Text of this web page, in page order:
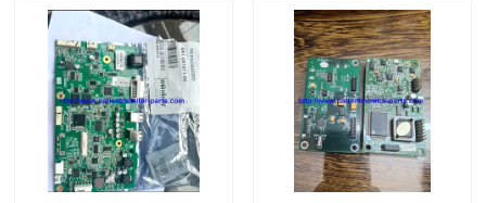
পণ্য
ভিডিও
আমাদের সম্পর্কে